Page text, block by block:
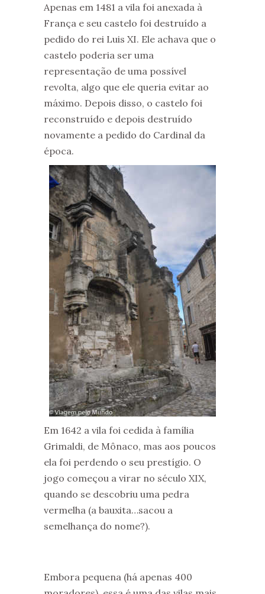
Apenas em 1481 a vila foi anexada à
França e seu castelo foi destruído a
pedido do rei Luis XI. Ele achava que o
castelo poderia ser uma
representação de uma possível
revolta, algo que ele queria evitar ao
máximo. Depois disso, o castelo foi
reconstruído e depois destruído
novamente a pedido do Cardinal da
época.
Em 1642 a vila foi cedida à família
Grimaldi, de Mônaco, mas aos poucos
ela foi perdendo o seu prestígio. O
jogo começou a virar no século XIX,
quando se descobriu uma pedra
vermelha (a bauxita…sacou a
semelhança do nome?).
Embora pequena (há apenas 400